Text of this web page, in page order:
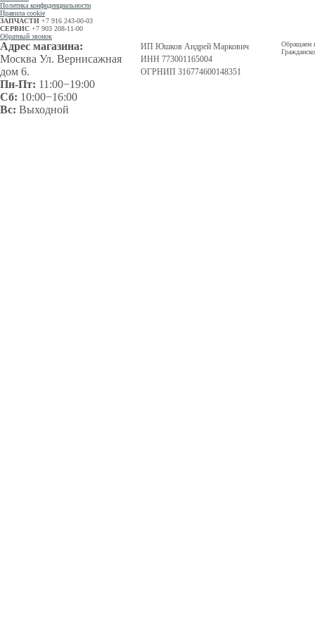
Политика конфиденциальности
Правила cookie
ЗАПЧАСТИ +7 916 243-00-03
СЕРВИС +7 903 208-11-00
Обратный звонок
Адрес магазина:
Москва Ул. Вернисажная
дом 6.
Пн-Пт: 11:00−19:00
Сб: 10:00−16:00
Вс: Выходной
ИП Юшков Андрей Маркович
ИНН 773001165004
ОГРНИП 316774600148351
Обращаем